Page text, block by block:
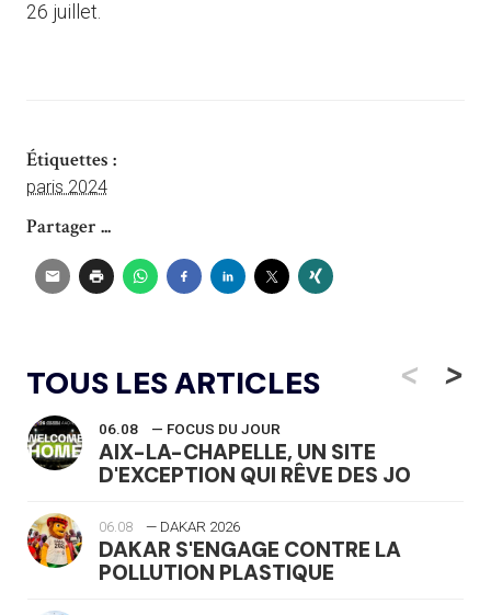
26 juillet.
Étiquettes :
paris 2024
Partager ...
TOUS LES ARTICLES <
06.08 — FOCUS DU JOUR
AIX-LA-CHAPELLE, UN SITE
D'EXCEPTION QUI RÊVE DES JO
06.08 — DAKAR 2026
DAKAR S'ENGAGE CONTRE LA
POLLUTION PLASTIQUE
>